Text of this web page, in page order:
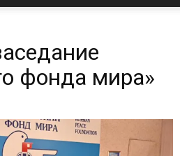
Морской
собор
фонда мира»